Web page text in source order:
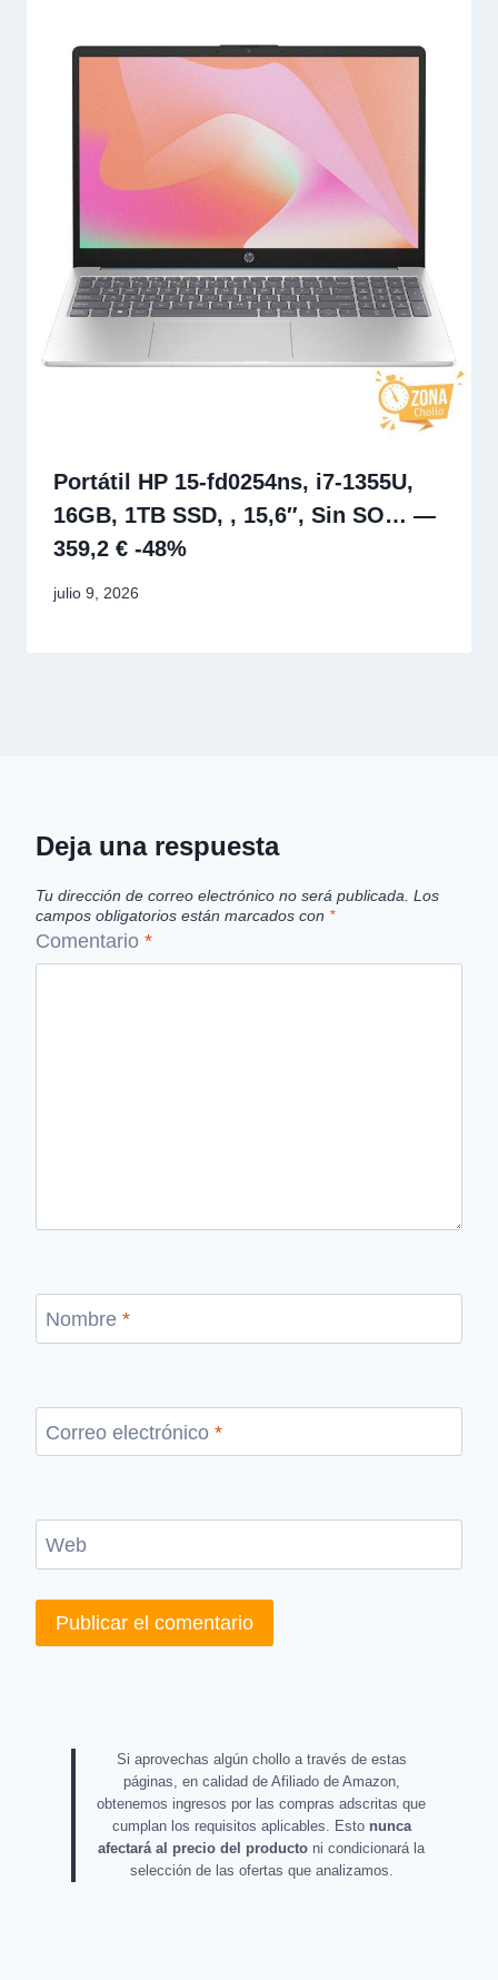
Portátil HP 15-fd0254ns, i7-1355U,
16GB, 1TB SSD, , 15,6″, Sin SO… —
359,2 € -48%
julio 9, 2026
Deja una respuesta
Tu dirección de correo electrónico no será publicada. Los
campos obligatorios están marcados con *
Comentario *
Nombre *
Correo electrónico *
Web
Si aprovechas algún chollo a través de estas
páginas, en calidad de Afiliado de Amazon,
obtenemos ingresos por las compras adscritas que
cumplan los requisitos aplicables. Esto nunca
afectará al precio del producto ni condicionará la
selección de las ofertas que analizamos.